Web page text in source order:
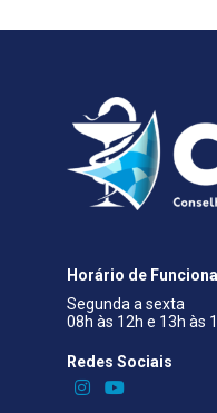
Horário de
Segunda a sexta
08h às 12h e 13h às
Redes Sociais​